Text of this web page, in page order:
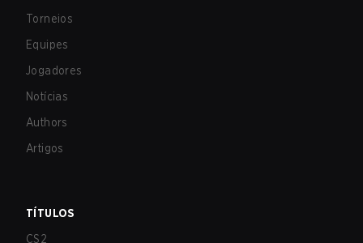
Torneios
Equipes
Jogadores
Notícias
Authors
Artigos
TÍTULOS
CS2